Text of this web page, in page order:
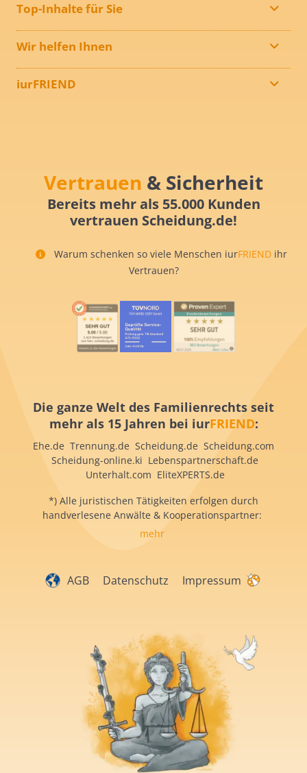
Top-Inhalte für Sie
Wir helfen Ihnen
iurFRIEND
Vertrauen & Sicherheit
Bereits mehr als 55.000 Kunden
vertrauen Scheidung.de!
Warum schenken so viele Menschen iurFRIEND ihr
Vertrauen?
Die ganze Welt des Familienrechts seit
mehr als 15 Jahren bei iurFRIEND:
Ehe.de Trennung.de Scheidung.de Scheidung.com
Scheidung-online.ki Lebenspartnerschaft.de
Unterhalt.com EliteXPERTS.de
*) Alle juristischen Tätigkeiten erfolgen durch
handverlesene Anwälte & Kooperationspartner:
mehr
AGB Datenschutz Impressum